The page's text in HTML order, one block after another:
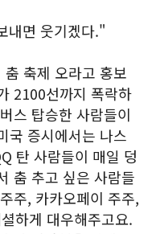
내면 웃기겠다."
축제 오라고 홍보
2100선까지 폭락하
스 탑승한 사람들이
국 증시에서는 나스
탄 사람들이 매일 덩
춤 추고 싶은 사람들
주, 카카오페이 주주,
하게 대우해주고요.